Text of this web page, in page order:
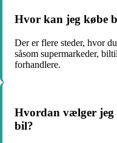
Hvor kan jeg købe
Der er flere steder, hvor
såsom supermarkeder,
forhandlere.
Hvordan vælger jeg
bil?